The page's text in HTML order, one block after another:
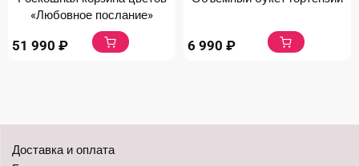
«Любовное послание»
51 990 ₽ 6 990 ₽
Доставка и оплата